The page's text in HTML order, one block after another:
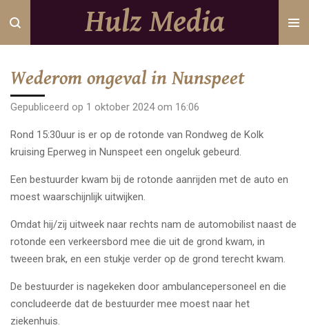
Ga
direct
hoofdinhoud
Hulz Media
Wederom ongeval in Nunspeet
Gepubliceerd op 1 oktober 2024 om 16:06
Rond 15:30uur is er op de rotonde van Rondweg de Kolk
kruising Eperweg in Nunspeet een ongeluk gebeurd.
Een bestuurder kwam bij de rotonde aanrijden met de auto en
moest waarschijnlijk uitwijken.
Omdat hij/zij uitweek naar rechts nam de automobilist naast de
rotonde een verkeersbord mee die uit de grond kwam, in
tweeen brak, en een stukje verder op de grond terecht kwam.
De bestuurder is nagekeken door ambulancepersoneel en die
concludeerde dat de bestuurder mee moest naar het
ziekenhuis.